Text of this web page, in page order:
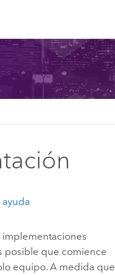
implementaciones
posible que comience
equipo. A medida que